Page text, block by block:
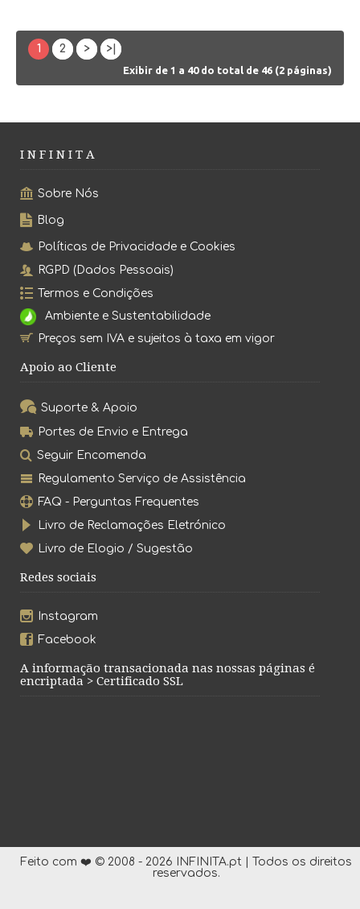
1 2 > >|
Exibir de 1 a 40 do total de 46 (2 páginas)
I N F I N I T A
Sobre Nós
Blog
Políticas de Privacidade e Cookies
RGPD (Dados Pessoais)
Termos e Condições
Ambiente e Sustentabilidade
Preços sem IVA e sujeitos à taxa em vigor
Apoio ao Cliente
Suporte & Apoio
Portes de Envio e Entrega
Seguir Encomenda
Regulamento Serviço de Assistência
FAQ - Perguntas Frequentes
Livro de Reclamações Eletrónico
Livro de Elogio / Sugestão
Redes sociais
Instagram
Facebook
A informação transacionada nas nossas páginas é
encriptada > Certificado SSL
Feito com ❤️ © 2008 - 2026 INFINITA.pt | Todos os direitos
reservados.